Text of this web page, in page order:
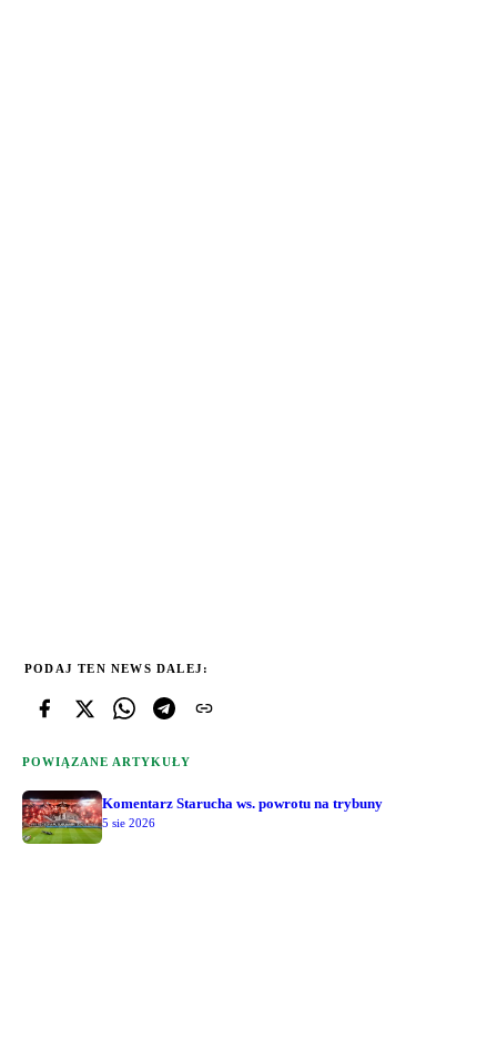
PODAJ TEN NEWS DALEJ:
POWIĄZANE ARTYKUŁY
Komentarz Starucha ws. powrotu na trybuny
5 sie 2026